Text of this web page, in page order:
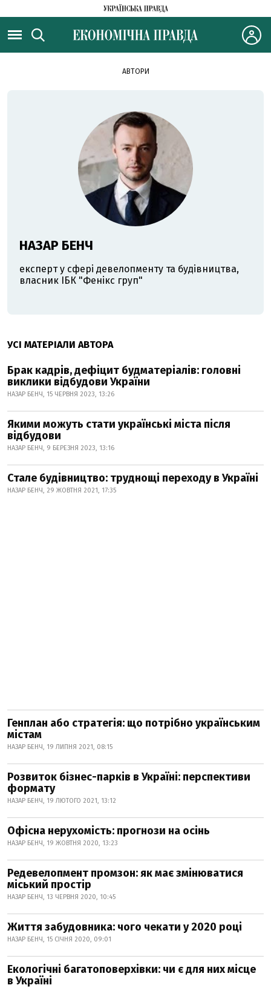
АВТОРИ
НАЗАР БЕНЧ
експерт у сфері девелопменту та будівництва,
власник ІБК "Фенікс груп"
УСІ МАТЕРІАЛИ АВТОРА
Брак кадрів, дефіцит будматеріалів: головні
виклики відбудови України
НАЗАР БЕНЧ, 15 ЧЕРВНЯ 2023, 13:26
Якими можуть стати українські міста після
відбудови
НАЗАР БЕНЧ, 9 БЕРЕЗНЯ 2023, 13:16
Стале будівництво: труднощі переходу в Україні
НАЗАР БЕНЧ, 29 ЖОВТНЯ 2021, 17:35
Генплан або стратегія: що потрібно українським
містам
НАЗАР БЕНЧ, 19 ЛИПНЯ 2021, 08:15
Розвиток бізнес-парків в Україні: перспективи
формату
НАЗАР БЕНЧ, 19 ЛЮТОГО 2021, 13:12
Офісна нерухомість: прогнози на осінь
НАЗАР БЕНЧ, 19 ЖОВТНЯ 2020, 13:23
Редевелопмент промзон: як має змінюватися
міський простір
НАЗАР БЕНЧ, 13 ЧЕРВНЯ 2020, 10:45
Життя забудовника: чого чекати у 2020 році
НАЗАР БЕНЧ, 15 СІЧНЯ 2020, 09:01
Екологічні багатоповерхівки: чи є для них місце
в Україні